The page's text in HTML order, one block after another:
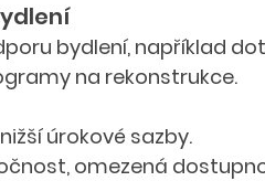
bydlení, například
na rekonstrukce.
úrokové sazby.
omezená